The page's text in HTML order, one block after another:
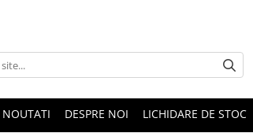
NOUTATI DESPRE NOI LICHIDARE DE STOC